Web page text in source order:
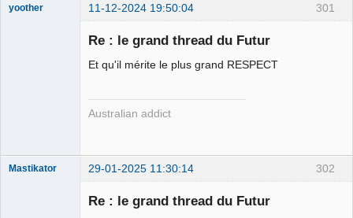
301
yoother 11-12-2024 19:50:04
Re : le grand thread du Futur
Et qu'il mérite le plus grand RESPECT
Australian addict
302
Mastikator 29-01-2025 11:30:14
Re : le grand thread du Futur